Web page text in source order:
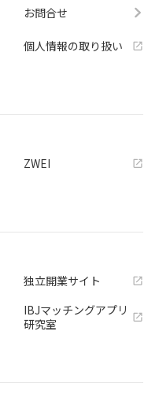
お問合せ
個人情報の取り扱い
ZWEI
独立開業サイト
IBJマッチングアプリ
研究室